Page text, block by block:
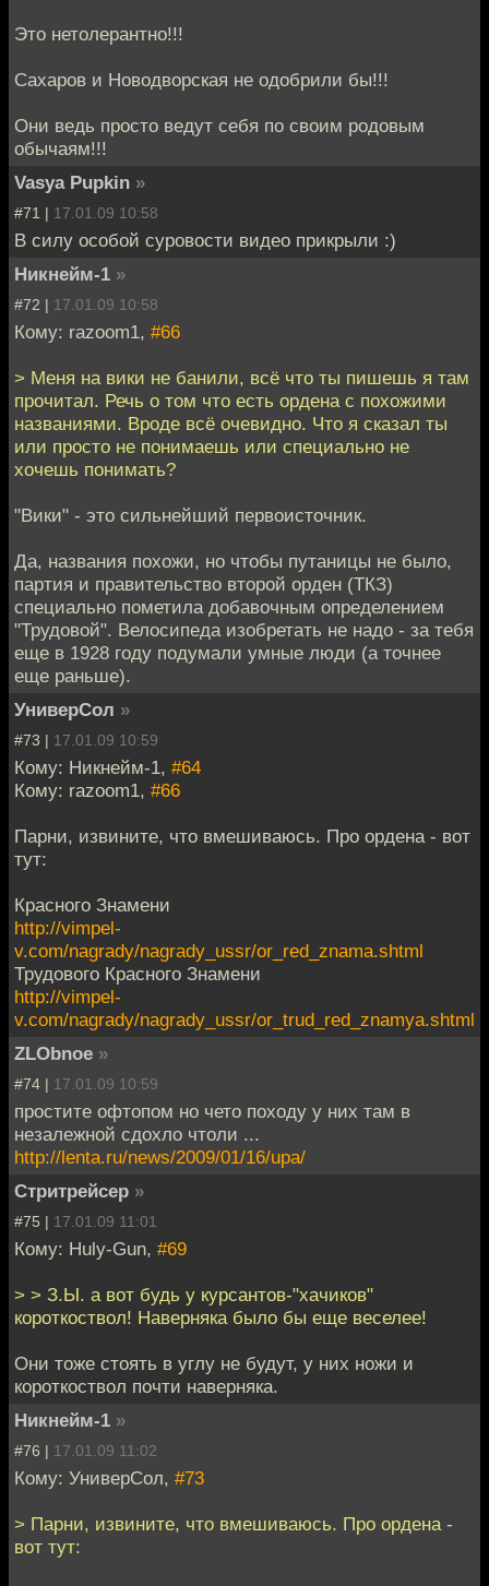
Это нетолерантно!!!
Сахаров и Новодворская не одобрили бы!!!
Они ведь просто ведут себя по своим родовым
обычаям!!!
Vasya Pupkin »
#71 | 17.01.09 10:58
В силу особой суровости видео прикрыли :)
Никнейм-1 »
#72 | 17.01.09 10:58
Кому: razoom1, #66
> Меня на вики не банили, всё что ты пишешь я там
прочитал. Речь о том что есть ордена с похожими
названиями. Вроде всё очевидно. Что я сказал ты
или просто не понимаешь или специально не
хочешь понимать?
"Вики" - это сильнейший первоисточник.
Да, названия похожи, но чтобы путаницы не было,
партия и правительство второй орден (ТКЗ)
специально пометила добавочным определением
"Трудовой". Велосипеда изобретать не надо - за тебя
еще в 1928 году подумали умные люди (а точнее
еще раньше).
УниверСол »
#73 | 17.01.09 10:59
Кому: Никнейм-1, #64
Кому: razoom1, #66
Парни, извините, что вмешиваюсь. Про ордена - вот
тут:
Красного Знамени
http://vimpel-
v.com/nagrady/nagrady_ussr/or_red_znama.shtml
Трудового Красного Знамени
http://vimpel-
v.com/nagrady/nagrady_ussr/or_trud_red_znamya.shtml
ZLObnoe »
#74 | 17.01.09 10:59
простите офтопом но чето походу у них там в
незалежной сдохло чтоли ...
http://lenta.ru/news/2009/01/16/upa/
Стритрейсер »
#75 | 17.01.09 11:01
Кому: Huly-Gun, #69
> > З.Ы. а вот будь у курсантов-"хачиков"
короткоствол! Наверняка было бы еще веселее!
Они тоже стоять в углу не будут, у них ножи и
короткоствол почти наверняка.
Никнейм-1 »
#76 | 17.01.09 11:02
Кому: УниверСол, #73
> Парни, извините, что вмешиваюсь. Про ордена -
вот тут: